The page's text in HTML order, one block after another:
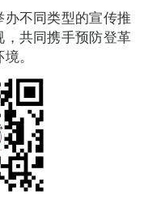
不同类型的宣传推
共同携手预防登革
。